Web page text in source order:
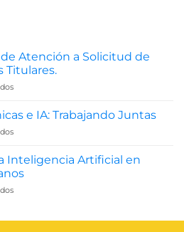
Atención a Solicitud de
Titulares.
en
de
a
de
Derechos
los
e IA: Trabajando Juntas
en
Electrónicas
IA:
Trabajando
Inteligencia Artificial en
en